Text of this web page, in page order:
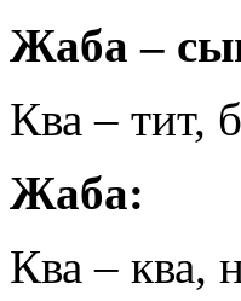
Жаба –
Ква – тит,
Жаба:
Ква – ква,